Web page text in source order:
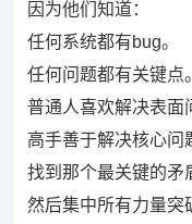
因为他们知道：
任何系统都有bug。
任何问题都有关键点。
普通人喜欢解决表面
高手善于解决核心问
找到那个最关键的矛
然后集中所有力量突